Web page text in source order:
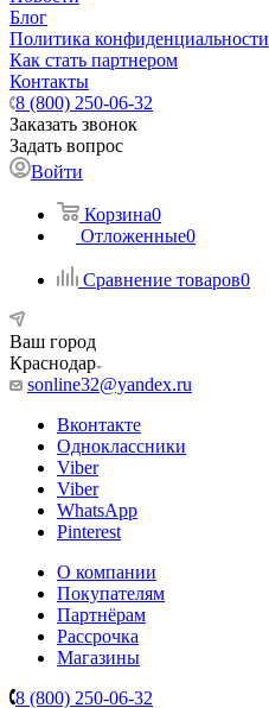
Блог
Политика конфиденциальности
Как стать партнером
Контакты
8 (800) 250-06-32
Заказать звонок
Задать вопрос
Войти
Корзина0
Отложенные0
Сравнение товаров0
Ваш город
Краснодар
sonline32@yandex.ru
Вконтакте
Одноклассники
Viber
Viber
WhatsApp
Pinterest
О компании
Покупателям
Партнёрам
Рассрочка
Магазины
8 (800) 250-06-32